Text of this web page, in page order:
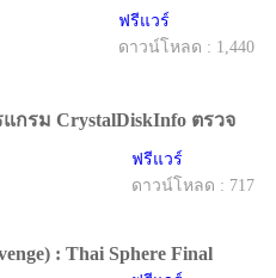
ฟรีแวร์
ดาวน์โหลด : 1,440
กรม CrystalDiskInfo ตรวจ
ฟรีแวร์
ดาวน์โหลด : 717
: Thai Sphere Final